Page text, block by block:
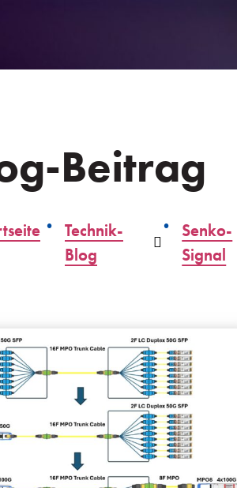
Beitrag
Technik-
Blog
Auswahlliste
Senko-
Signal